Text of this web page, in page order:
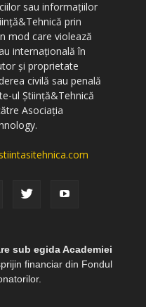
sau informațiilor
prin
mod care violează
internațională în
și proprietate
civilă sau penală
ul Știință&Tehnică
Asociația
sub egida Academiei
financiar din Fondul